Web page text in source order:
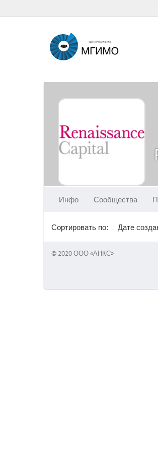
Инфо Сообщества
Сортировать по: Дате
© 2020 ООО «АНКС»